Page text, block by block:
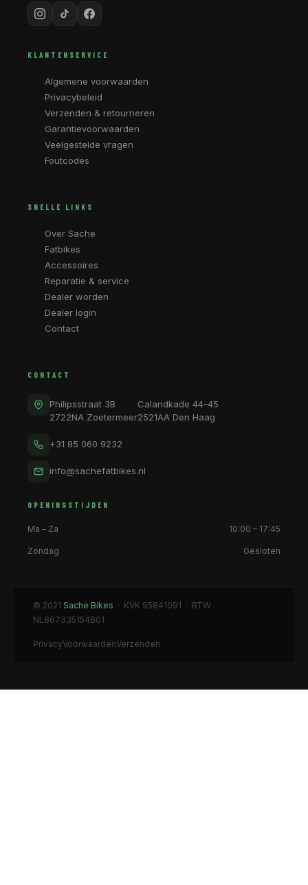
KLANTENSERVICE
Algemene voorwaarden
Privacybeleid
Verzenden & retourneren
Garantievoorwaarden
Veelgestelde vragen
Foutcodes
SNELLE LINKS
Over Sache
Fatbikes
Accessoires
Reparatie & service
Dealer worden
Dealer login
Contact
CONTACT
Philipsstraat 3B
2722NA Zoetermeer
Calandkade 44-45
2521AA Den Haag
+31 85 060 9232
info@sachefatbikes.nl
OPENINGSTIJDEN
Ma – Za 10:00 – 17:45
Zondag Gesloten
© 2021 Sache Bikes · KVK 95841091 · BTW
NL867335154B01
PrivacyVoorwaardenVerzenden